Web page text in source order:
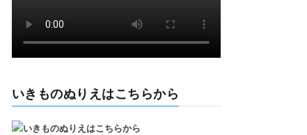
いきものぬりえはこちらから